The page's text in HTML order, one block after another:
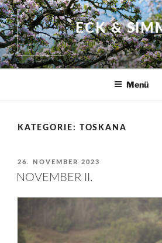
Zum
Inhalt
springen
ECK &
Weinmacher
Menü
KATEGORIE: TOSKANA
VERÖFFENTLICHT
AM
26. NOVEMBER 2023
NOVEMBER II.